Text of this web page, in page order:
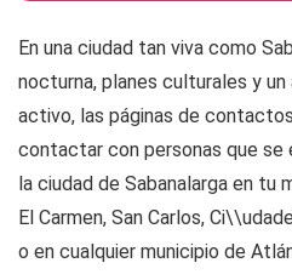
En una ciudad tan viva como
nocturna, planes culturales y
activo, las páginas de
contactar con personas que se
la ciudad de Sabanalarga en tu
El Carmen, San Carlos,
o en cualquier municipio de